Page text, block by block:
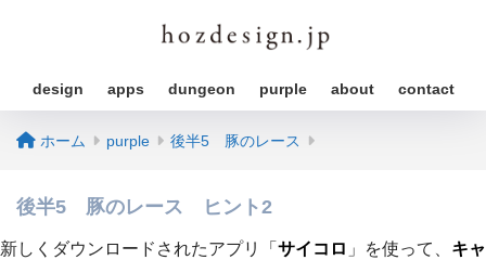
design apps dungeon purple about contact
ホーム purple 後半5 豚のレース
後半5 豚のレース ヒント2
新しくダウンロードされたアプリ「 サイコロ 」を使って、 キャ